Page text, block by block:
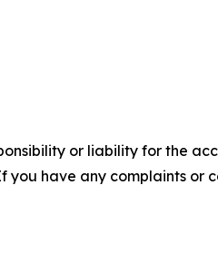
or liability for the
have any complaints or